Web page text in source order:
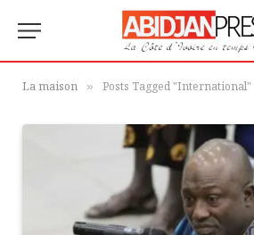
La maison » Posts Tagged "International"